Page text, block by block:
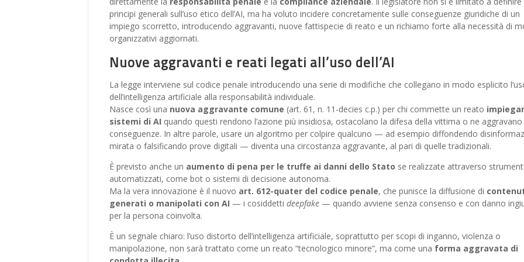
principi generali sull’uso etico dell’AI, ma ha voluto incidere concretamente sulle conseguenze giuridiche di un
impiego scorretto, introducendo aggravanti, nuove fattispecie di reato e un richiamo forte alla necessità di
organizzativi aggiornati.
Nuove aggravanti e reati legati all’uso dell’AI
La legge interviene sul codice penale introducendo una serie di modifiche che collegano in modo esplicito
dell’intelligenza artificiale alla responsabilità individuale.
Nasce così una nuova aggravante comune (art. 61, n. 11-decies c.p.) per chi commette un reato
sistemi di AI quando questi rendono l’azione più insidiosa, ostacolano la difesa della vittima o ne aggravano
conseguenze. In altre parole, usare un algoritmo per colpire qualcuno — ad esempio diffondendo
mirata o falsificando prove digitali — diventa una circostanza aggravante, al pari di quelle tradizionali.
È previsto anche un aumento di pena per le truffe ai danni dello Stato se realizzate attraverso strumenti
automatizzati, come bot o sistemi di decisione autonoma.
Ma la vera innovazione è il nuovo art. 612-quater del codice penale, che punisce la diffusione di
generati o manipolati con AI — i cosiddetti deepfake — quando avviene senza consenso e con danno
per la persona coinvolta.
È un segnale chiaro: l’uso distorto dell’intelligenza artificiale, soprattutto per scopi di inganno, violenza o
manipolazione, non sarà trattato come un reato “tecnologico minore”, ma come una forma aggravata di